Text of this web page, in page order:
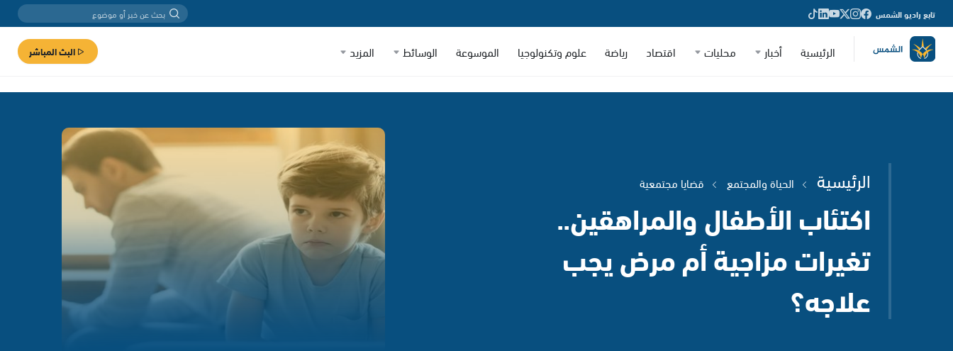
تابع راديو الشمس
الرئيسية أخبار محليات اقتصاد رياضة علوم وتكنولوجيا الموسوعة الوسائط المزيد البث المباشر
الرئيسية الحياة والمجتمع قضايا مجتمعية
اكتئاب الأطفال والمراهقين..
تغيرات مزاجية أم مرض يجب
علاجه؟